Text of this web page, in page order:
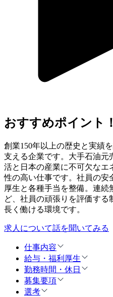
おすすめポイント！
創業150年以上の歴史と実績
支える企業です。大手石油元
活と日本の産業に不可欠なエ
性の高い仕事です。社員の安
厚生と各種手当を整備。連
ど、社員の頑張りを評価する
長く働ける環境です。
求人について話を聞いてみる
仕事内容
給与・福利厚生
勤務時間・休日
募集要項
選考